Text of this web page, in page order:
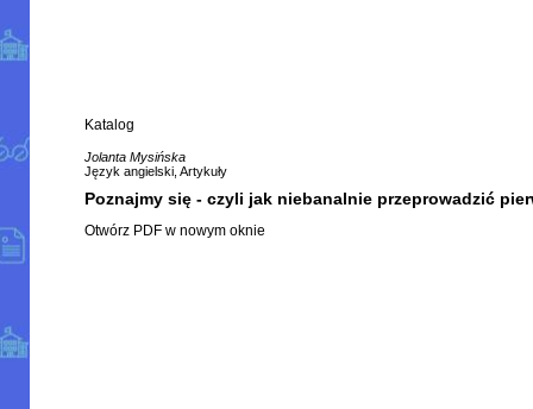
Katalog
Jolanta Mysińska
Język angielski, Artykuły
Poznajmy się - czyli jak niebanalnie przeprowadzić
Otwórz PDF w nowym oknie